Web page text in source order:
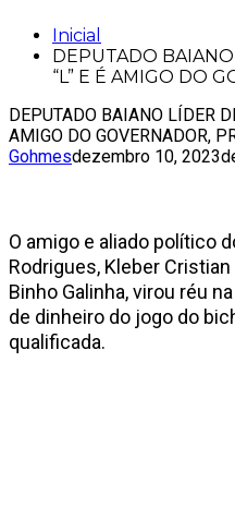
Inicial
DEPUTADO
“L” E É AMIGO DO
DEPUTADO BAIANO LÍDER
AMIGO DO GOVERNADOR,
Gohmesdezembro 10, 2023
O amigo e aliado político
Rodrigues, Kleber
Binho Galinha, virou réu
de dinheiro do jogo do
qualificada.